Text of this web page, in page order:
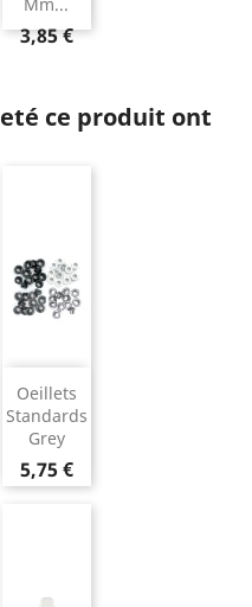
3,85 €
ce produit ont
Oeillets
Standards
Grey
5,75 €